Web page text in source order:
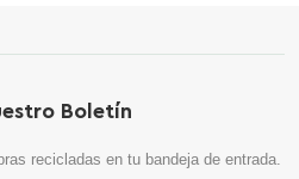
Boletín
recicladas en tu bandeja de entrada.